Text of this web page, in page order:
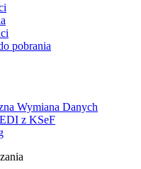
pobrania
Wymiana Danych
z KSeF